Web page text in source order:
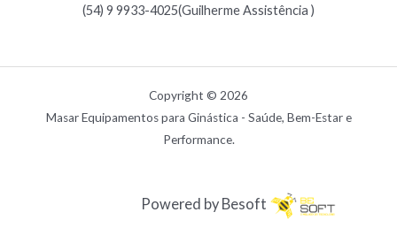
(54) 9 9933-4025(Guilherme Assistência )
Copyright © 2026
Masar Equipamentos para Ginástica - Saúde, Bem-Estar e
Performance.
Powered by Besoft